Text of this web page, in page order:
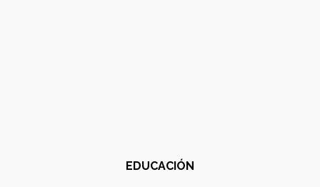
EDUCACIÓN